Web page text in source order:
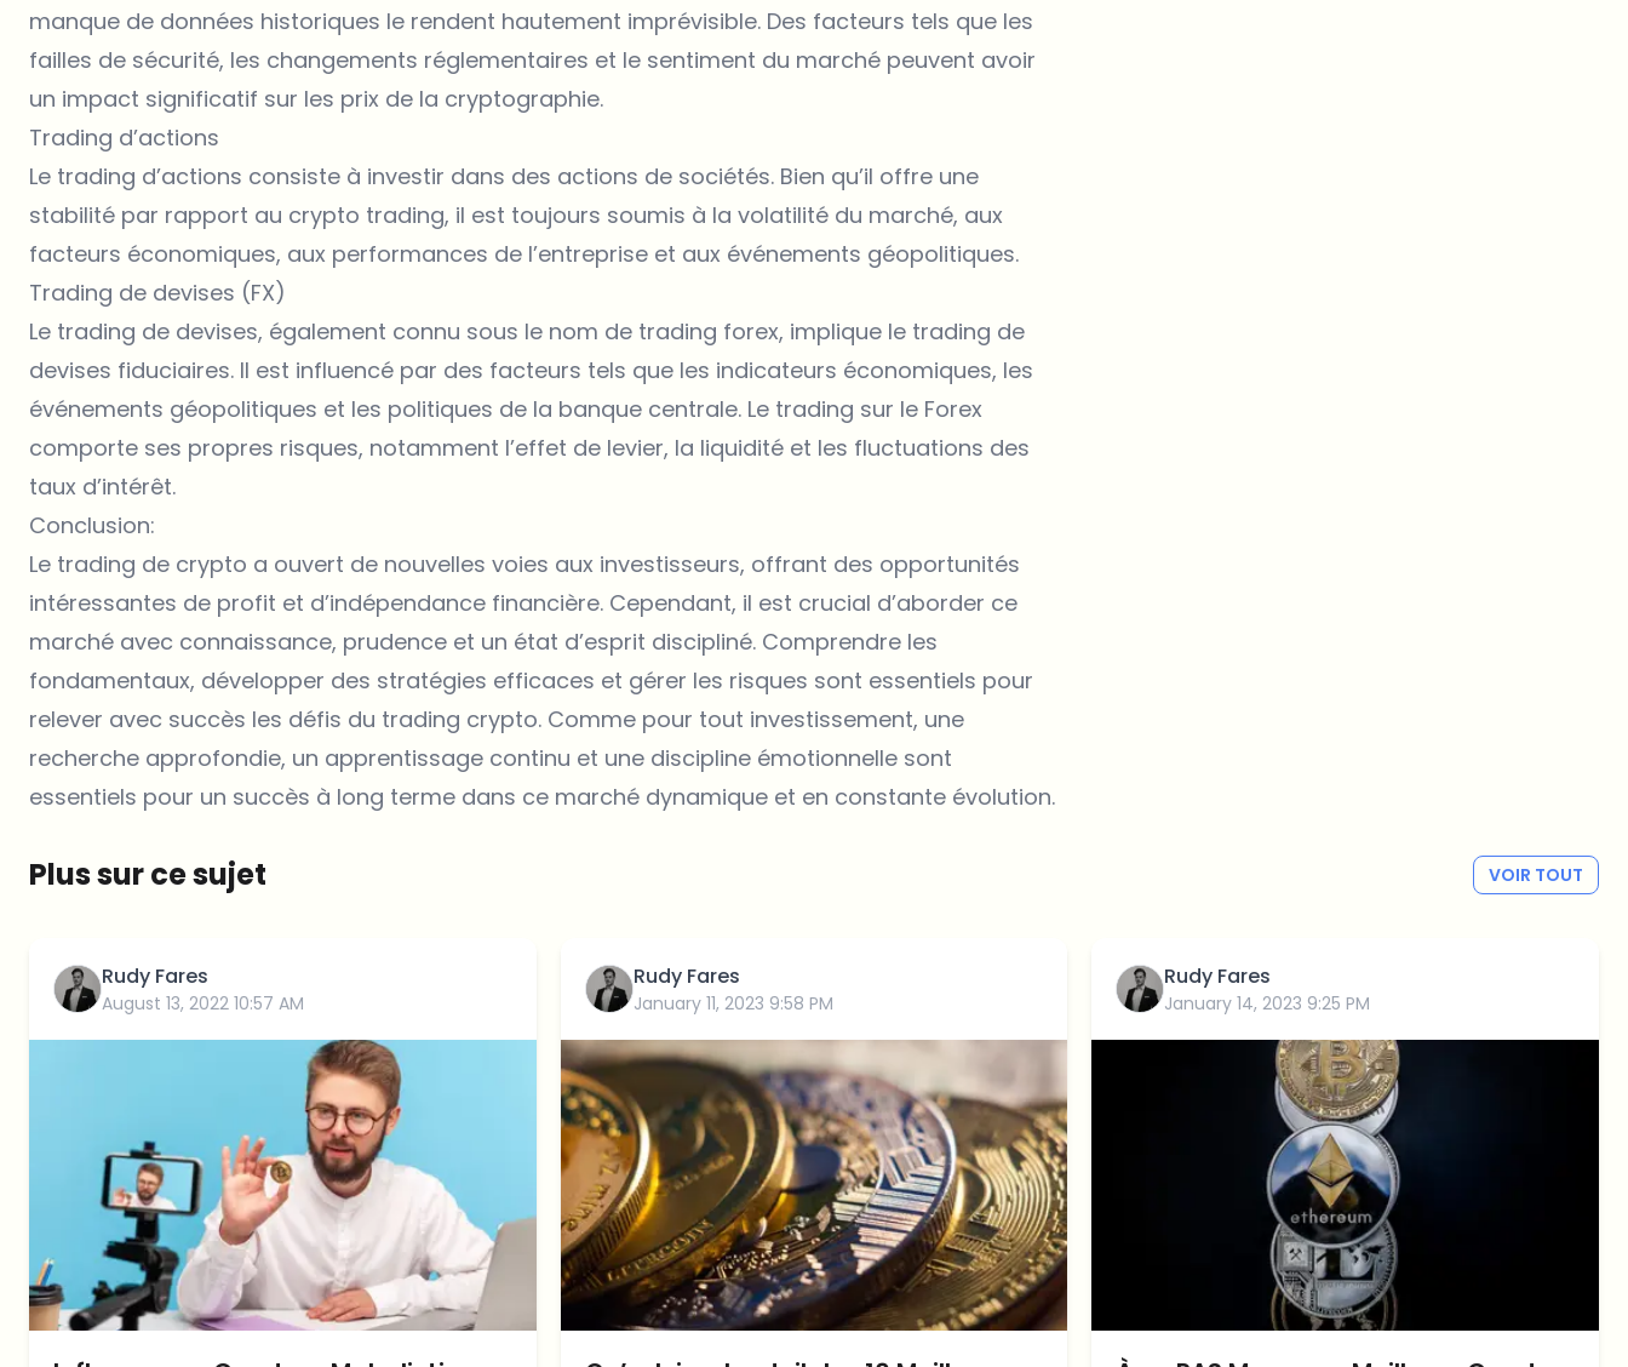
manque de données historiques le rendent hautement imprévisible. Des facteurs tels que les
failles de sécurité, les changements réglementaires et le sentiment du marché peuvent avoir
un impact significatif sur les prix de la cryptographie.
Trading d’actions
Le trading d’actions consiste à investir dans des actions de sociétés. Bien qu’il offre une
stabilité par rapport au crypto trading, il est toujours soumis à la volatilité du marché, aux
facteurs économiques, aux performances de l’entreprise et aux événements géopolitiques.
Trading de devises (FX)
Le trading de devises, également connu sous le nom de trading forex, implique le trading de
devises fiduciaires. Il est influencé par des facteurs tels que les indicateurs économiques, les
événements géopolitiques et les politiques de la banque centrale. Le trading sur le Forex
comporte ses propres risques, notamment l’effet de levier, la liquidité et les fluctuations des
taux d’intérêt.
Conclusion:
Le trading de crypto a ouvert de nouvelles voies aux investisseurs, offrant des opportunités
intéressantes de profit et d’indépendance financière. Cependant, il est crucial d’aborder ce
marché avec connaissance, prudence et un état d’esprit discipliné. Comprendre les
fondamentaux, développer des stratégies efficaces et gérer les risques sont essentiels pour
relever avec succès les défis du trading crypto. Comme pour tout investissement, une
recherche approfondie, un apprentissage continu et une discipline émotionnelle sont
essentiels pour un succès à long terme dans ce marché dynamique et en constante évolution.
Plus sur ce sujet VOIR TOUT
Rudy Fares
August 13, 2022 10:57 AM
Rudy Fares
January 11, 2023 9:58 PM
Rudy Fares
January 14, 2023 9:25 PM